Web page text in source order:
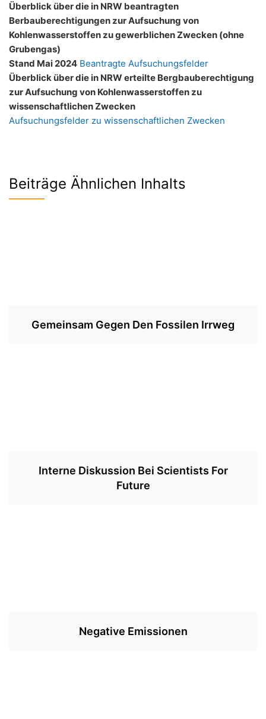
Überblick über die in NRW beantragten
Berbauberechtigungen zur Aufsuchung von
Kohlenwasserstoffen zu gewerblichen Zwecken (ohne
Grubengas)
Stand Mai 2024 Beantragte Aufsuchungsfelder
Überblick über die in NRW erteilte Bergbauberechtigung
zur Aufsuchung von Kohlenwasserstoffen zu
wissenschaftlichen Zwecken
Aufsuchungsfelder zu wissenschaftlichen Zwecken
Beiträge Ähnlichen Inhalts
Gemeinsam Gegen Den Fossilen Irrweg
Interne Diskussion Bei Scientists For
Future
Negative Emissionen